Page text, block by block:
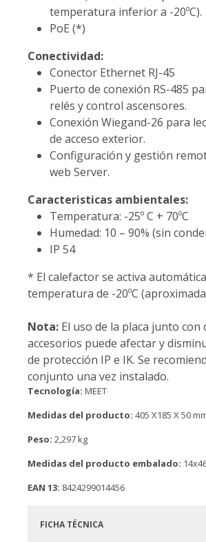
temperatura inferior a -20ºC).
PoE (*)
Conectividad:
Conector Ethernet RJ-45
Puerto de conexión RS-485
relés y control ascensores.
Conexión Wiegand-26 para
de acceso exterior.
Configuración y gestión
web Server.
Caracteristicas ambientales:
Temperatura: -25º C + 70ºC
Humedad: 10 – 90% (sin
IP 54
* El calefactor se activa
temperatura de -20ºC
Nota: El uso de la placa junto con
accesorios puede afectar y
de protección IP e IK. Se
conjunto una vez instalado.
Tecnología: MEET
Medidas del producto: 405 X185 X 50
Peso: 2,297 kg
Medidas del producto embalado:
EAN 13: 8424299014456
FICHA TÉCNICA